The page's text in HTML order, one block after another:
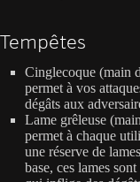
Tempêtes
Cinglecoque (main
permet à vos
dégâts aux
Lame grêleuse
permet à chaque
une réserve de
base, ces lames